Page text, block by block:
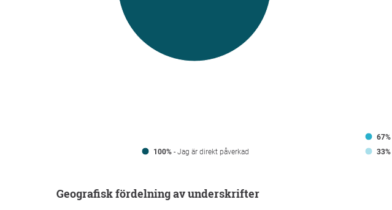
100% - Jag är direkt påverkad
67%
33%
Geografisk fördelning av underskrifter